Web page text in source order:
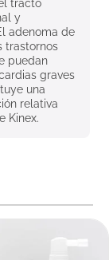
tracto
y
adenoma de
trastornos
puedan
graves
una
relativa
Kinex.